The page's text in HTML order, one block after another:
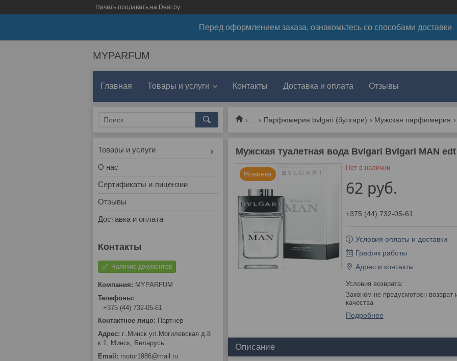
Начать продавать на Deal.by
Перед оформлением заказа, ознакомьтесь со способами доставки
MYPARFUM
Главная Товары и услуги Контакты Доставка и оплата Отзывы
Парфюмерия bvlgari (булгари) Мужская парфюмерия
Мужская туалетная вода Bvlgari Bvlgari MAN
Новинка
Нет в наличии
62 руб.
+375 (44) 732-05-61
Условия оплаты и доставки
График работы
Адрес и контакты
Законом не предусмотрен возврат и обмен данного товара надлежащего
качества
Подробнее
Описание
Товары и услуги
О нас
Сертификаты и лицензии
Отзывы
Доставка и оплата
Наличие документов
MYPARFUM
+375 (44) 732-05-61
Партнер
г..Минск ул.Могилевская д.8
к.1, Минск, Беларусь
motor1986@mail.ru